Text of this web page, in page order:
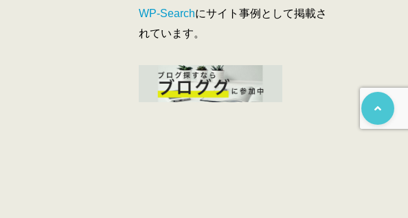
WP-Searchにサイト事例として掲載さ
れています。